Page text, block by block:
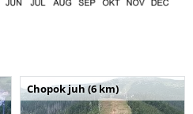
Chopok juh (6 km)